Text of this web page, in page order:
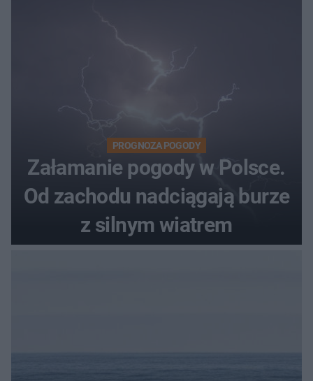
PROGNOZA POGODY
Załamanie pogody w Polsce.
Od zachodu nadciągają burze
z silnym wiatrem